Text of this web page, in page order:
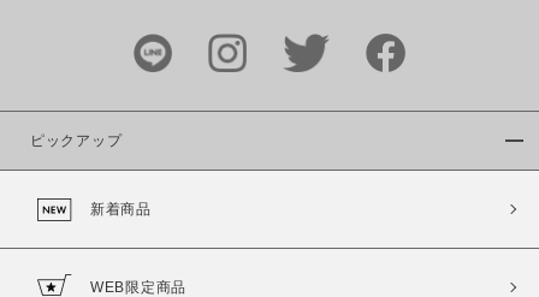
商品タイプ
ピックアップ
新着商品
WEB限定商品